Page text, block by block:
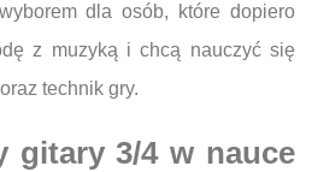
dla osób, które dopiero
z muzyką i chcą nauczyć się
technik gry.
gitary 3/4 w nauce